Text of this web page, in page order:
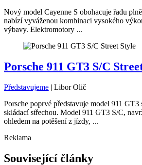
Nový model Cayenne S obohacuje řadu
nabízí vyváženou kombinaci vysokého
výbavy. Elektromotory ...
Porsche 911 GT3 S/C
Představujeme | Libor Olič
Porsche poprvé představuje model 911 GT3
skládací střechou. Model 911 GT3 S/C,
ohledem na potěšení z jízdy, ...
Reklama
Související články